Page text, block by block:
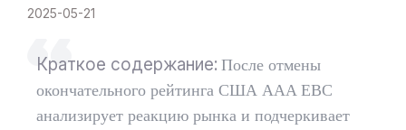
2025-05-21
Краткое содержание: После отмены
окончательного рейтинга США AAA EBC
анализирует реакцию рынка и подчеркивает